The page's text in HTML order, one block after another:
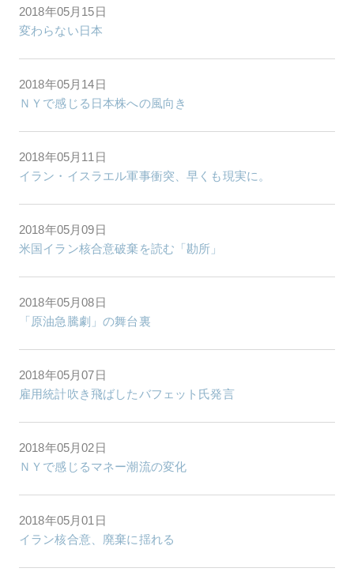
2018年05月15日
変わらない日本
2018年05月14日
ＮＹで感じる日本株への風向き
2018年05月11日
イラン・イスラエル軍事衝突、早くも現実に。
2018年05月09日
米国イラン核合意破棄を読む「勘所」
2018年05月08日
「原油急騰劇」の舞台裏
2018年05月07日
雇用統計吹き飛ばしたバフェット氏発言
2018年05月02日
ＮＹで感じるマネー潮流の変化
2018年05月01日
イラン核合意、廃棄に揺れる